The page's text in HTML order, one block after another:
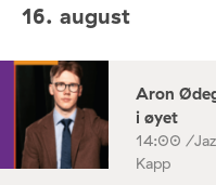
16. august
Aron
i øyet
14:00 /
Kapp